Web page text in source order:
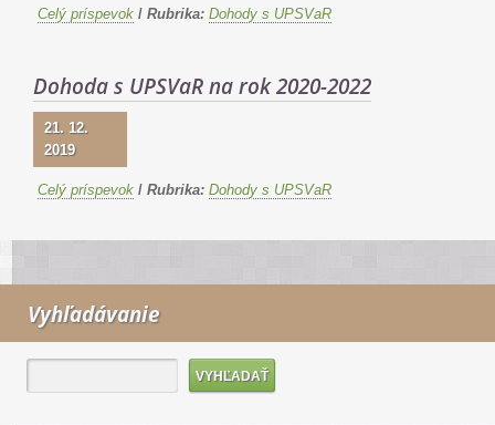
Celý príspevok / Rubrika: Dohody s UPSVaR
Dohoda s UPSVaR na rok 2020-2022
21. 12.
2019
Celý príspevok / Rubrika: Dohody s UPSVaR
Vyhľadávanie